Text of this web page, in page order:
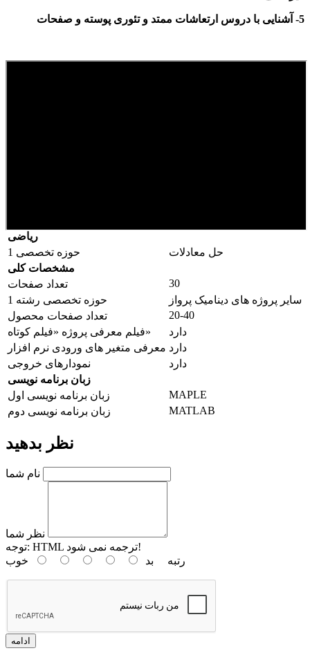
5- آشنایی با دروس ارتعاشات ممتد و تئوری پوسته و صفحات
ریاضی
حوزه تخصصی 1
حل معادلات
مشخصات کلی
تعداد صفحات
30
حوزه تخصصی رشته 1
سایر پروژه های دینامیک پرواز
تعداد صفحات محصول
20-40
فیلم معرفی پروژه «فیلم کوتاه»
دارد
معرفی متغیر های ورودی نرم افزار دارد
نمودارهای خروجی
دارد
زبان برنامه نویسی
زبان برنامه نویسی اول
MAPLE
زبان برنامه نویسی دوم
MATLAB
نظر بدهید
نام شما
نظر شما
توجه:
HTML ترجمه نمی شود!
رتبه بد خوب
ادامه